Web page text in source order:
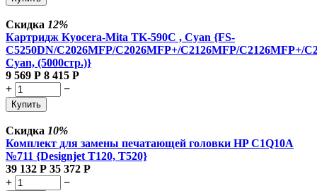
Скидка 12%
Картридж Kyocera-Mita TK-590C , Cyan {FS-
C5250DN/C2026MFP/C2026MFP+/C2126MFP/C2126MFP+/
Cyan, (5000стр.)}
9 569 Р 8 415 Р
+
−
Купить
Скидка 10%
Комплект для замены печатающей головки HP C1Q10A
№711 {Designjet T120, T520}
39 132 Р 35 372 Р
+
−